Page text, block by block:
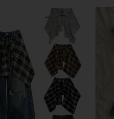
คริสต์มาส ความหรูหราที่เงียบ